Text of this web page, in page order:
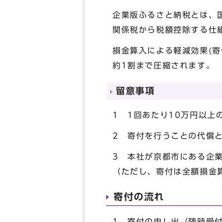
企業版ふるさと納税とは、
関係税から税額控除する仕
損金算入による軽減効果(
約1割まで圧縮されます。
留意事項
1 1回あたり10万円以上
2 寄付を行うことの代償
3 本社が京都市にある企
（ただし、寄付は全額損
寄付の流れ